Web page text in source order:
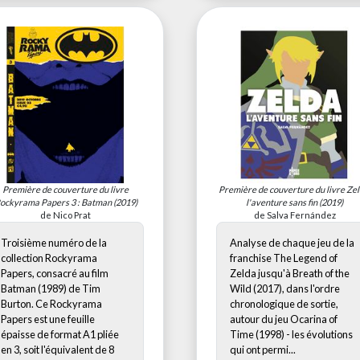
Première de couverture du livre
Papers 3 : Batman(2019)
de Nico Prat
Troisième numéro de la
collection Rockyrama
Papers, consacré au film
Batman (1989) de Tim
Burton. Ce Rockyrama
Papers est une feuille
épaisse de format A1 pliée
en 3, soit l'équivalent de 8
Première de couverture du livre
l'aventure sans fin(2019)
de Salva Fernández
Analyse de chaque jeu de la
franchise The Legend of
Zelda jusqu'à Breath of the
Wild (2017), dans l'ordre
chronologique de sortie,
autour du jeu Ocarina of
Time (1998) - les évolutions
qui ont permi...